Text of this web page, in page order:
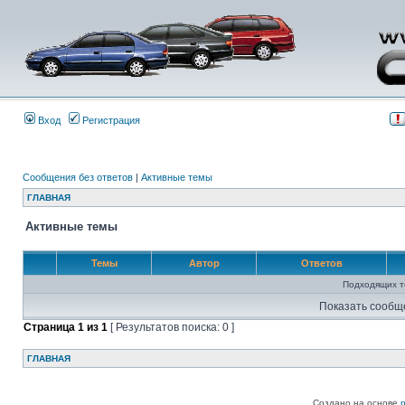
Вход Регистрация
Сообщения без ответов | Активные темы
ГЛАВНАЯ
Активные темы
Темы Автор Ответов
Подходящих
Показать
Страница 1 из 1 [ Результатов поиска: 0 ]
ГЛАВНАЯ
Создано на основе